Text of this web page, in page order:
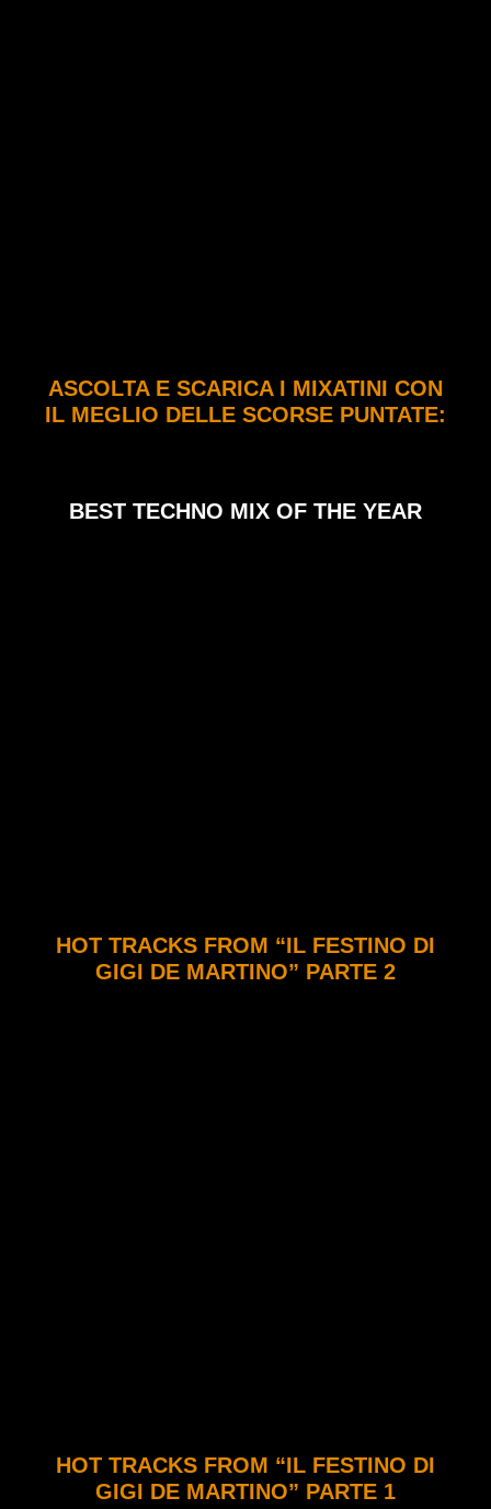
ASCOLTA E SCARICA I MIXATINI CON
IL MEGLIO DELLE SCORSE PUNTATE:
BEST TECHNO MIX OF THE YEAR
HOT TRACKS FROM “IL FESTINO DI
GIGI DE MARTINO” PARTE 2
HOT TRACKS FROM “IL FESTINO DI
GIGI DE MARTINO” PARTE 1